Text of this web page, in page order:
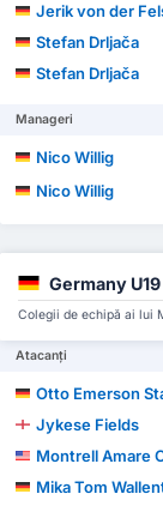
Jerik von der
Stefan Drljača
Stefan Drljača
Manageri
Nico Willig
Nico Willig
Germany
Colegii de echipă ai lui
Atacanți
Otto Emerson
Jykese Fields
Montrell Amare
Mika Tom